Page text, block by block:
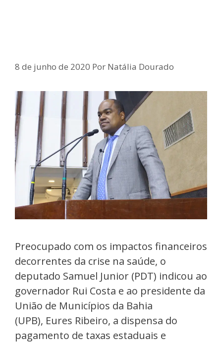
8 de junho de 2020 Por Natália Dourado
Preocupado com os impactos financeiros
decorrentes da crise na saúde, o
deputado Samuel Junior (PDT) indicou ao
governador Rui Costa e ao presidente da
União de Municípios da Bahia
(UPB), Eures Ribeiro, a dispensa do
pagamento de taxas estaduais e